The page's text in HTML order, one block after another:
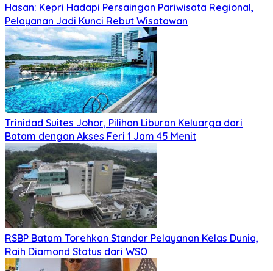
Hasan: Kepri Hadapi Persaingan Pariwisata Regional,
Pelayanan Jadi Kunci Rebut Wisatawan
Trinidad Suites Johor, Pilihan Liburan Keluarga dari
Batam dengan Akses Feri 1 Jam 45 Menit
RSBP Batam Torehkan Standar Pelayanan Kelas Dunia,
Raih Diamond Status dari WSO